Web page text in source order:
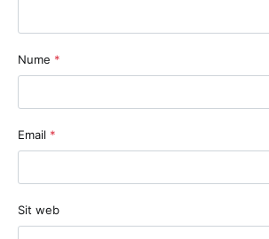
Nume *
Email *
Sit web